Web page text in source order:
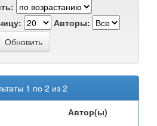
Авторы:
1 по 2 из 2
Автор(ы)